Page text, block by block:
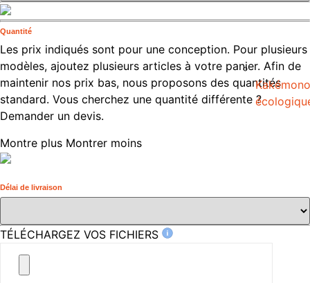
Kakémono
Quantité
Les prix indiqués sont pour une conception. Pour plusieurs
modèles, ajoutez plusieurs articles à votre panier. Afin de
maintenir nos prix bas, nous proposons des quantités
standard. Vous cherchez une quantité différente ?
Demander un devis.
Montre plus Montrer moins
Délai de livraison
TÉLÉCHARGEZ VOS FICHIERS